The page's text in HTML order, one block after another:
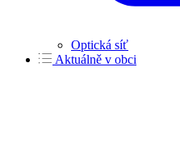
Optická síť
Aktuálně v obci